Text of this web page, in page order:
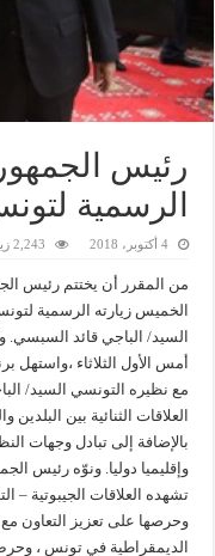
رئيس
الرسمية
4 أكتوبر، 2018 2,243 زيارة
من المقرر أن يختتم رئيس
الخميس زيارته الرسمية
السيد/ الباجي قائد
أمس الأول الثلاثاء ،واستهل
مع نظيره التونسي السيد/
العلاقات الثنائية بين
بالإضافة إلى تبادل وجهات
وإقليميا دوليا. ونوّه رئيس
تشهده العلاقات الجيبوتية –
وحرصها على تعزيز التعاون
الديمقراطية في تونس ،